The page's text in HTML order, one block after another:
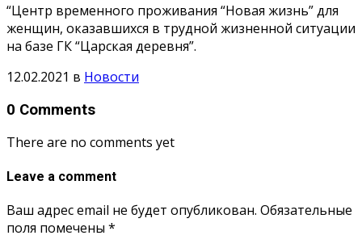
“Центр временного проживания “Новая жизнь” для
женщин, оказавшихся в трудной жизненной ситуации
на базе ГК “Царская деревня”.
12.02.2021 в Новости
0 Comments
There are no comments yet
Leave a comment
Ваш адрес email не будет опубликован. Обязательные
поля помечены *